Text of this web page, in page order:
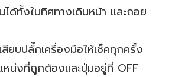
ได้ทั้งในทิศทางเดินหน้า และถอย
ยบปลั๊กเครื่องมือให้เช็คทุกครั้ง
หน่งที่ถูกต้องและปุ่มอยู่ที่ OFF